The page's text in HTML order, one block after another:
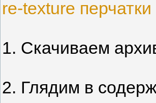
re-texture
1. Скачиваем
2. Глядим в